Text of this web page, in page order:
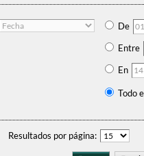
De
Entre
En
Todo
Resultados por página: